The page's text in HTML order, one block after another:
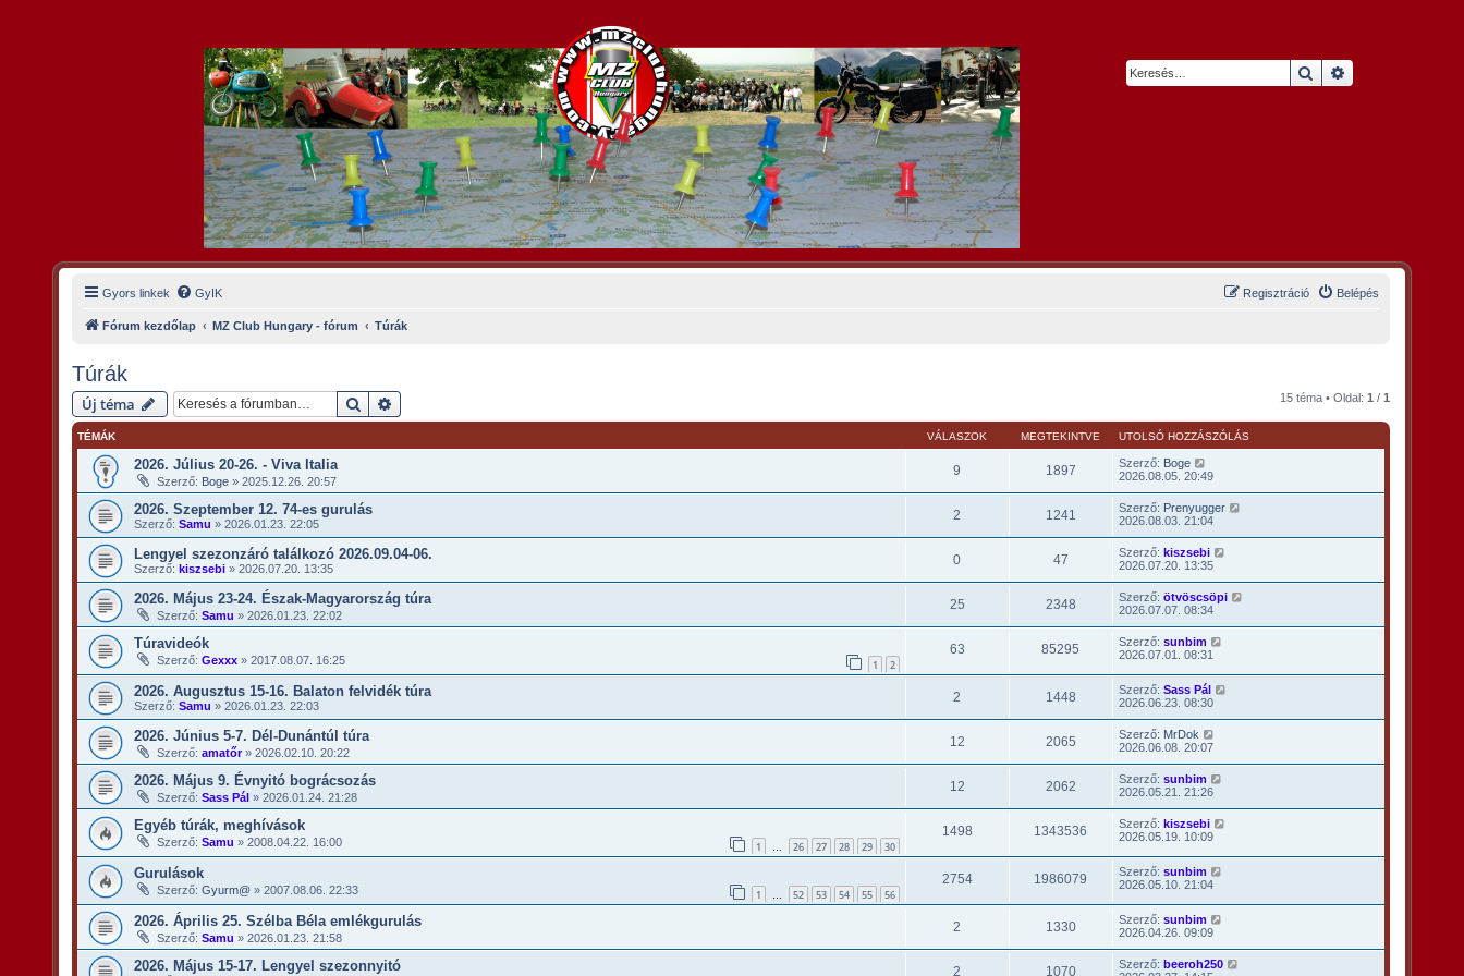
Keresés
Gyors linkek GyIK Belépés
Regisztráció
Fórum kezdőlap MZ Club Hungary - fórum Túrák
Túrák
Új téma Keresés 15 téma • Oldal: 1 / 1
TÉMÁK VÁLASZOK MEGTEKINTVE UTOLSÓ HOZZÁSZÓLÁS
2026. Július 20-26. - Viva Italia
Szerző: Boge »2025.12.26. 20:57
9 1897 Szerző: Boge
2026.08.05. 20:49
2026. Szeptember 12. 74-es gurulás
Szerző:Samu »2026.01.23. 22:05
2 1241 Szerző: Prenyugger
2026.08.03. 21:04
Lengyel szezonzáró találkozó 2026.09.04-06.
Szerző:kiszsebi »2026.07.20. 13:35
0 47 Szerző: kiszsebi
2026.07.20. 13:35
2026. Május 23-24. Észak-Magyarország túra
Szerző:Samu »2026.01.23. 22:02
25 2348 Szerző: ötvöscsöpi
2026.07.07. 08:34
Túravideók
Szerző:Gexxx »2017.08.07. 16:25 1 2
63 85295 Szerző: sunbim
2026.07.01. 08:31
2026. Augusztus 15-16. Balaton felvidék túra
Szerző:Samu »2026.01.23. 22:03
2 1448 Szerző: Sass Pál
2026.06.23. 08:30
2026. Június 5-7. Dél-Dunántúl túra
Szerző:amatőr»2026.02.10. 20:22
12 2065 Szerző: MrDok
2026.06.08. 20:07
2026. Május 9. Évnyitó bográcsozás
Szerző:Sass Pál »2026.01.24. 21:28
12 2062 Szerző: sunbim
2026.05.21. 21:26
Egyéb túrák, meghívások
Szerző:Samu »2008.04.22. 16:00 1 … 26 27 28 29 30
1498 1343536 Szerző: kiszsebi
2026.05.19. 10:09
Gurulások
Szerző:Gyurm@ »2007.08.06. 22:33 1 … 52 53 54 55 56
2754 1986079 Szerző: sunbim
2026.05.10. 21:04
2026. Április 25. Szélba Béla emlékgurulás
Szerző:Samu »2026.01.23. 21:58
2 1330 Szerző: sunbim
2026.04.26. 09:09
2026. Május 15-17. Lengyel szezonnyitó 2 1070 Szerző: beeroh250